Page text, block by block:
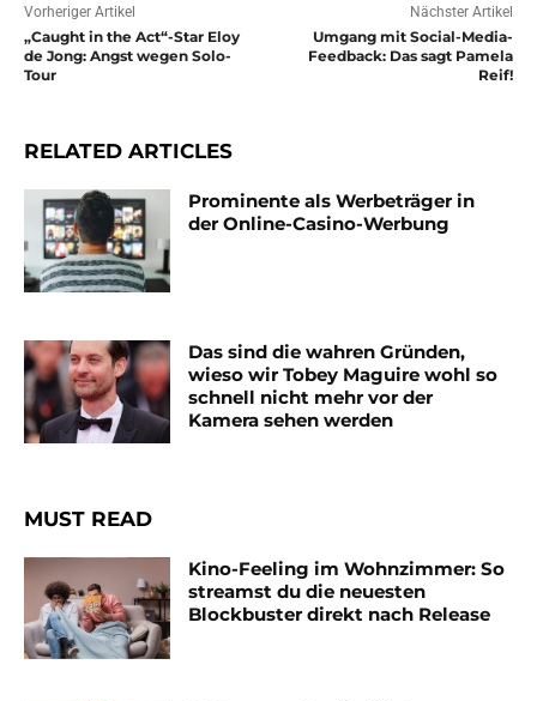
Vorheriger Artikel
„Caught in the Act“-Star Eloy
de Jong: Angst wegen Solo-
Tour
Nächster Artikel
Umgang mit Social-Media-
Feedback: Das sagt Pamela
Reif!
RELATED ARTICLES
Prominente als Werbeträger in
der Online-Casino-Werbung
Das sind die wahren Gründen,
wieso wir Tobey Maguire wohl so
schnell nicht mehr vor der
Kamera sehen werden
MUST READ
Kino-Feeling im Wohnzimmer: So
streamst du die neuesten
Blockbuster direkt nach Release